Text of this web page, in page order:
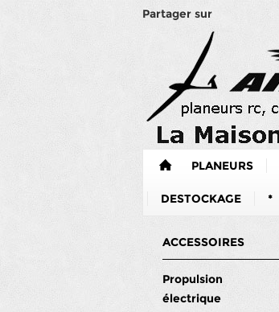
Partager sur
PLANEURS
DESTOCKAGE *
ACCESSOIRES
Propulsion
électrique